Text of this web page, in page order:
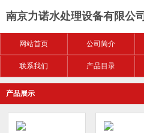
南京力诺水处理设备有限公司
网站首页 公司简介
联系我们 产品目录
产品展示